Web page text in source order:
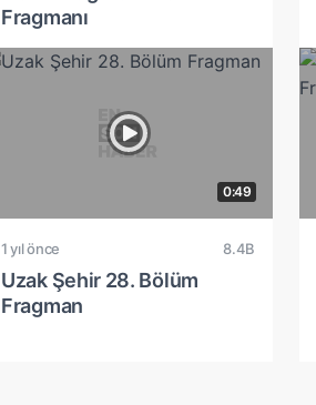
Fragmanı
0:49
1 yıl önce 8.4B
Uzak Şehir 28. Bölüm
Fragman